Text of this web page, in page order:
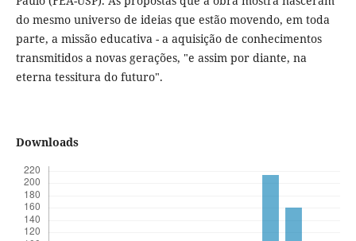
do mesmo universo de ideias que estão movendo, em toda
parte, a missão educativa - a aquisição de conhecimentos
transmitidos a novas gerações, "e assim por diante, na
eterna tessitura do futuro".
Downloads